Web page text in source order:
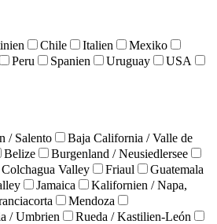
Chile Italien
Mexiko
Peru Spanien Uruguay
USA
/ Salento
Baja California / Valle de
Belize
Burgenland / Neusiedlersee
Colchagua Valley Friaul
Guatemala
Jamaica
Kalifornien / Napa,
Mendoza
/ Umbrien
Rueda / Kastilien-León